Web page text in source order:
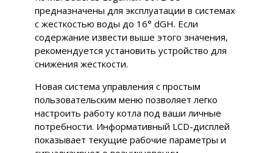
предназначены для эксплуатации в системах
с жесткостью воды до 16° dGH. Если
содержание извести выше этого значения,
рекомендуется установить устройство для
снижения жесткости.
Новая система управления с простым
пользовательским меню позволяет легко
настроить работу котла под ваши личные
потребности. Информативный LCD-дисплей
показывает текущие рабочие параметры и